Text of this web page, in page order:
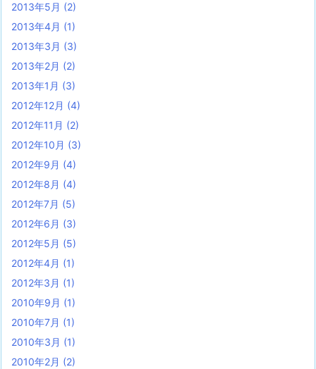
2013年5月 (2)
2013年4月 (1)
2013年3月 (3)
2013年2月 (2)
2013年1月 (3)
2012年12月 (4)
2012年11月 (2)
2012年10月 (3)
2012年9月 (4)
2012年8月 (4)
2012年7月 (5)
2012年6月 (3)
2012年5月 (5)
2012年4月 (1)
2012年3月 (1)
2010年9月 (1)
2010年7月 (1)
2010年3月 (1)
2010年2月 (2)